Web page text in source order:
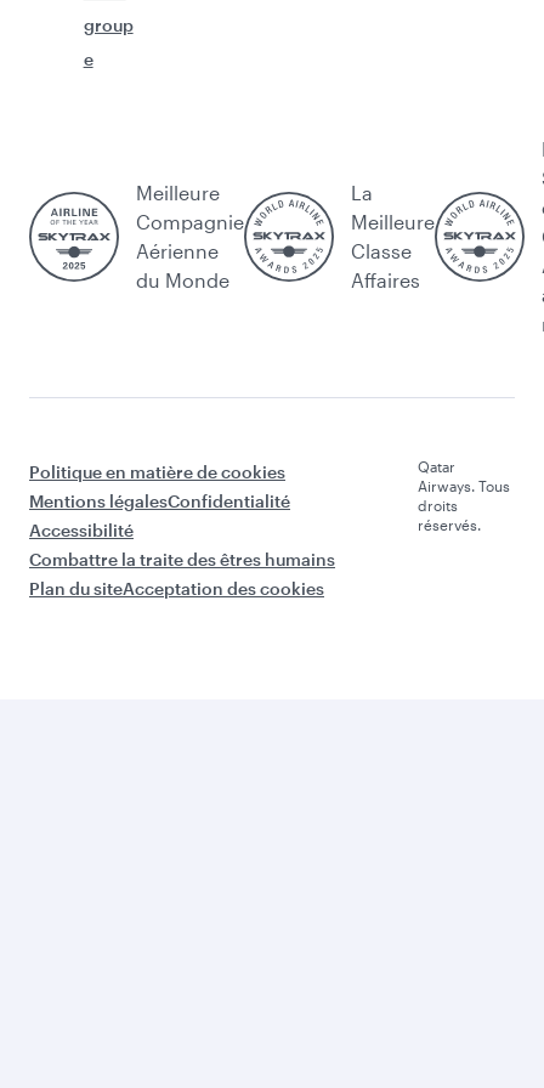
group
e
Meilleure
Compagnie
Aérienne
du Monde
La
Meilleure
Classe
Affaires
Politique en matière de cookies
Mentions légalesConfidentialité
Accessibilité
Combattre la traite des êtres humains
Plan du siteAcceptation des cookies
Qatar
Airways. Tous
droits
réservés.